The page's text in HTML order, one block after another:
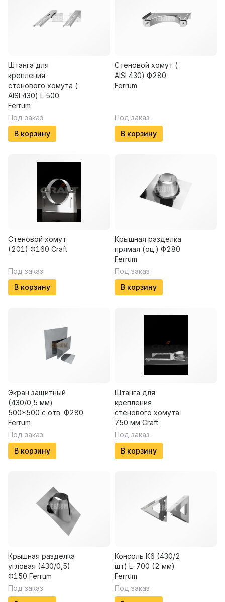
Штанга для
крепления
стенового хомута (
AISI 430) L 500
Ferrum
Под заказ
В корзину
Стеновой хомут (
AISI 430) Ф280
Ferrum
Под заказ
В корзину
Стеновой хомут
(201) Ф160 Craft
Под заказ
В корзину
Крышная разделка
прямая (оц.) Ф280
Ferrum
Под заказ
В корзину
Экран защитный
(430/0,5 мм)
500*500 с отв. Ф280
Ferrum
Под заказ
В корзину
Штанга для
крепления
стенового хомута
750 мм Craft
Под заказ
В корзину
Крышная разделка
угловая (430/0,5)
Ф150 Ferrum
Под заказ
Консоль К6 (430/2
шт) L-700 (2 мм)
Ferrum
Под заказ